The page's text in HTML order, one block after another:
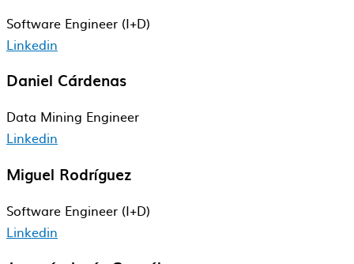
Software Engineer​ (I+D)
Linkedin
Daniel Cárdenas
Data Mining Engineer
Linkedin
Miguel Rodríguez
Software Engineer​ (I+D)
Linkedin